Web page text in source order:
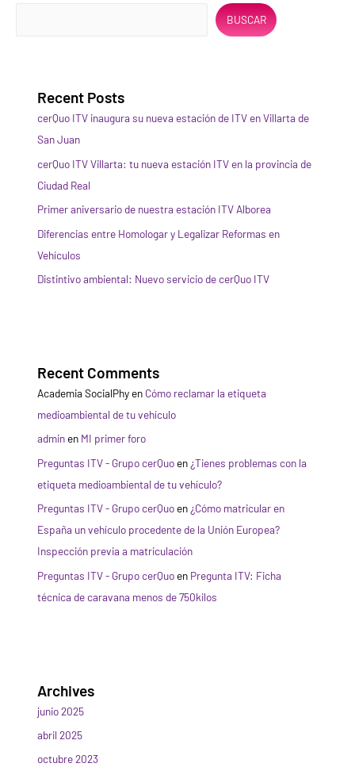
BUSCAR
Recent Posts
cerQuo ITV inaugura su nueva estación de ITV en Villarta de
San Juan
cerQuo ITV Villarta: tu nueva estación ITV en la provincia de
Ciudad Real
Primer aniversario de nuestra estación ITV Alborea
Diferencias entre Homologar y Legalizar Reformas en
Vehículos
Distintivo ambiental: Nuevo servicio de cerQuo ITV
Recent Comments
Academia SocialPhyen Cómo reclamar la etiqueta
medioambiental de tu vehículo
adminen MI primer foro
Preguntas ITV - Grupo cerQuoen ¿Tienes problemas con la
etiqueta medioambiental de tu vehículo?
Preguntas ITV - Grupo cerQuoen ¿Cómo matricular en
España un vehículo procedente de la Unión Europea?
Inspección previa a matriculación
Preguntas ITV - Grupo cerQuoen Pregunta ITV: Ficha
técnica de caravana menos de 750kilos
Archives
junio 2025
abril 2025
octubre 2023